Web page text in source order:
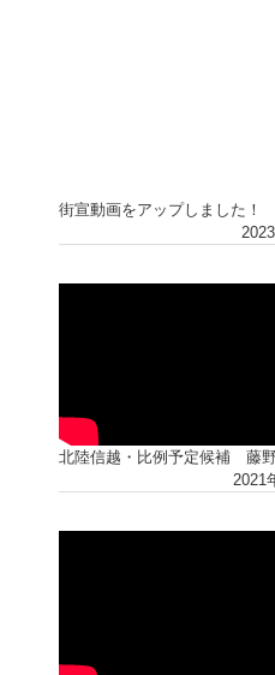
街宣動画をアップしました！
北陸信越・比例予定候補 藤
2021